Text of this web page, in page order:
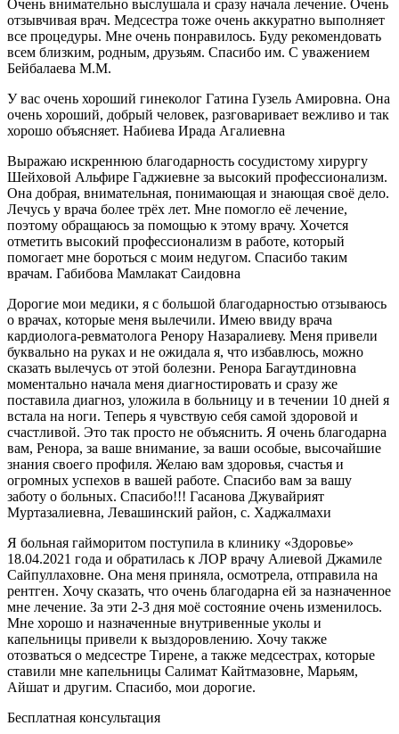
Очень внимательно выслушала и сразу начала лечение. Очень
отзывчивая врач. Медсестра тоже очень аккуратно выполняет
все процедуры. Мне очень понравилось. Буду рекомендовать
всем близким, родным, друзьям. Спасибо им. С уважением
Бейбалаева М.М.
У вас очень хороший гинеколог Гатина Гузель Амировна. Она
очень хороший, добрый человек, разговаривает вежливо и так
хорошо объясняет. Набиева Ирада Агалиевна
Выражаю искреннюю благодарность сосудистому хирургу
Шейховой Альфире Гаджиевне за высокий профессионализм.
Она добрая, внимательная, понимающая и знающая своё дело.
Лечусь у врача более трёх лет. Мне помогло её лечение,
поэтому обращаюсь за помощью к этому врачу. Хочется
отметить высокий профессионализм в работе, который
помогает мне бороться с моим недугом. Спасибо таким
врачам. Габибова Мамлакат Саидовна
Дорогие мои медики, я с большой благодарностью отзываюсь
о врачах, которые меня вылечили. Имею ввиду врача
кардиолога-ревматолога Ренору Назаралиеву. Меня привели
буквально на руках и не ожидала я, что избавлюсь, можно
сказать вылечусь от этой болезни. Ренора Багаутдиновна
моментально начала меня диагностировать и сразу же
поставила диагноз, уложила в больницу и в течении 10 дней я
встала на ноги. Теперь я чувствую себя самой здоровой и
счастливой. Это так просто не объяснить. Я очень благодарна
вам, Ренора, за ваше внимание, за ваши особые, высочайшие
знания своего профиля. Желаю вам здоровья, счастья и
огромных успехов в вашей работе. Спасибо вам за вашу
заботу о больных. Спасибо!!! Гасанова Джувайрият
Муртазалиевна, Левашинский район, с. Хаджалмахи
Я больная гайморитом поступила в клинику «Здоровье»
18.04.2021 года и обратилась к ЛОР врачу Алиевой Джамиле
Сайпуллаховне. Она меня приняла, осмотрела, отправила на
рентген. Хочу сказать, что очень благодарна ей за назначенное
мне лечение. За эти 2-3 дня моё состояние очень изменилось.
Мне хорошо и назначенные внутривенные уколы и
капельницы привели к выздоровлению. Хочу также
отозваться о медсестре Тирене, а также медсестрах, которые
ставили мне капельницы Салимат Кайтмазовне, Марьям,
Айшат и другим. Спасибо, мои дорогие.
Бесплатная консультация